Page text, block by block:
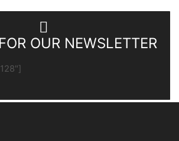
OUR NEWSLETTER